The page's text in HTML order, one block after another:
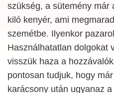
szükség, a sütemény már
kiló kenyér, ami
szemétbe. Ilyenkor
Használhatatlan dolgokat
visszük haza a
pontosan tudjuk, hogy
karácsony után ugyanaz